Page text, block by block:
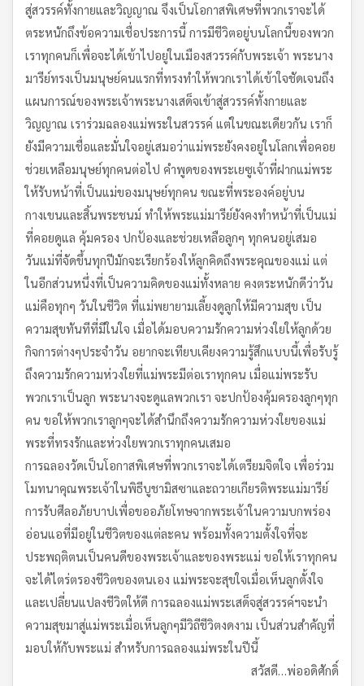
สู่สวรรค์ทั้งกายและวิญญาณ จึงเป็นโอกาสพิเศษที่พวกเราจะได้
ตระหนักถึงข้อความเชื่อประการนี้ การมีชีวิตอยู่บนโลกนี้ของพวก
เราทุกคนก็เพื่อจะได้เข้าไปอยู่ในเมืองสวรรค์กับพระเจ้า พระนาง
มารีย์ทรงเป็นมนุษย์คนแรกที่ทรงทำให้พวกเราได้เข้าใจชัดเจนถึง
แผนการณ์ของพระเจ้าพระนางเสด็จเข้าสู่สวรรค์ทั้งกายและ
วิญญาณ เราร่วมฉลองแม่พระในสวรรค์ แต่ในขณะเดียวกัน เราก็
ยังมีความเชื่อและมั่นใจอยู่เสมอว่าแม่พระยังคงอยู่ในโลกเพื่อคอย
ช่วยเหลือมนุษย์ทุกคนต่อไป คำพูดของพระเยซูเจ้าที่ฝากแม่พระ
ให้รับหน้าที่เป็นแม่ของมนุษย์ทุกคน ขณะที่พระองค์อยู่บน
กางเขนและสิ้นพระชนม์ ทำให้พระแม่มารีย์ยังคงทำหน้าที่เป็นแม่
ที่คอยดูแล คุ้มครอง ปกป้องและช่วยเหลือลูกๆ ทุกคนอยู่เสมอ
วันแม่ที่จัดขึ้นทุกปีมักจะเรียกร้องให้ลูกคิดถึงพระคุณของแม่ แต่
ในอีกส่วนหนึ่งที่เป็นความคิดของแม่ทั้งหลาย คงตระหนักดีว่าวัน
แม่คือทุกๆ วันในชีวิต ที่แม่พยายามเลี้ยงดูลูกให้มีความสุข เป็น
ความสุขทันทีที่มีในใจ เมื่อได้มอบความรักความห่วงใยให้ลูกด้วย
กิจการต่างๆประจำวัน อยากจะเทียบเคียงความรู้สึกแบบนี้เพื่อรับรู้
ถึงความรักความห่วงใยที่แม่พระมีต่อเราทุกคน เมื่อแม่พระรับ
พวกเราเป็นลูก พระนางจะดูแลพวกเรา จะปกป้องคุ้มครองลูกๆทุก
คน ขอให้พวกเราลูกๆจะได้สำนึกถึงความรักความห่วงใยของแม่
พระที่ทรงรักและห่วงใยพวกเราทุกคนเสมอ
การฉลองวัดเป็นโอกาสพิเศษที่พวกเราจะได้เตรียมจิตใจ เพื่อร่วม
โมทนาคุณพระเจ้าในพิธีบูชามิสซาและถวายเกียรติพระแม่มารีย์
การรับศีลอภัยบาปเพื่อขออภัยโทษจากพระเจ้าในความบกพร่อง
อ่อนแอที่มีอยู่ในชีวิตของแต่ละคน พร้อมทั้งความตั้งใจที่จะ
ประพฤติตนเป็นคนดีของพระเจ้าและของพระแม่ ขอให้เราทุกคน
จะได้ไตร่ตรองชีวิตของตนเอง แม่พระจะสุขใจเมื่อเห็นลูกตั้งใจ
และเปลี่ยนแปลงชีวิตให้ดี การฉลองแม่พระเสด็จสู่สวรรค์ฯจะนำ
ความสุขมาสู่แม่พระเมื่อเห็นลูกๆมีวิถีชีวิตงดงาม เป็นส่วนสำคัญที่
มอบให้กับพระแม่ สำหรับการฉลองแม่พระในปีนี้
สวัสดี…พ่ออดิศักดิ์